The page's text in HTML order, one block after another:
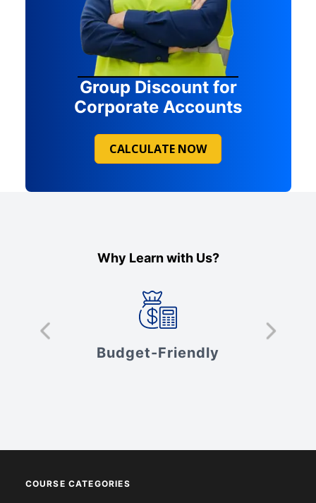
Group Discount for
Corporate Accounts
CALCULATE NOW
Why Learn with Us?
Budget-Friendly
COURSE CATEGORIES